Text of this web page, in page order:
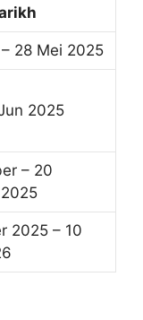
28 Mei 2025
2025
– 20
2025 – 10